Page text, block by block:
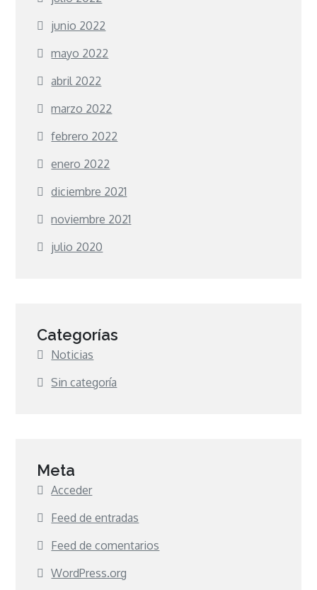
junio 2022
mayo 2022
abril 2022
marzo 2022
febrero 2022
enero 2022
diciembre 2021
noviembre 2021
julio 2020
Categorías
Noticias
Sin categoría
Meta
Acceder
Feed de entradas
Feed de comentarios
WordPress.org